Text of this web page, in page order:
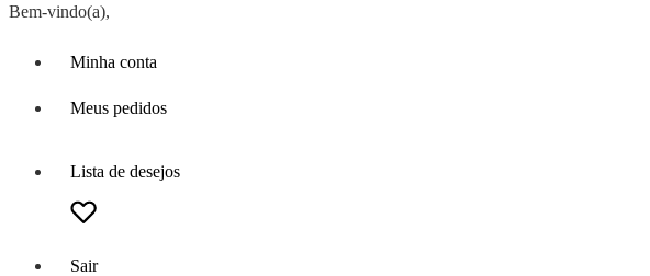
Bem-vindo(a),
Minha conta
Meus pedidos
Lista de desejos
Sair